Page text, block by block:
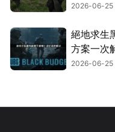
2026-06-25
絕地求生
方案一次
2026-06-25